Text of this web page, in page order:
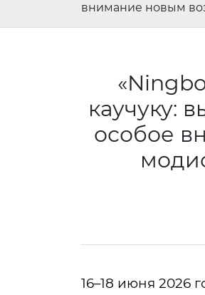
внимание новым
каучуку:
особое
16–18 июня